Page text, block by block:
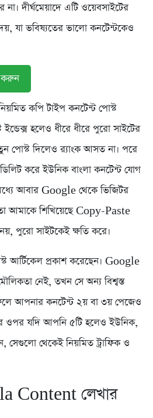
দীর্ঘমেয়াদে এটি ওয়েবসাইটের
যা ভবিষ্যতের ভালো কনটেন্টকেও
করুন
কপি টাইপ কনটেন্ট পোস্ট
হলেও ধীরে ধীরে পুরো সাইটের
পোস্ট দিলেও র‍্যাংক আসত না। পরে
করে ইউনিক বাংলা কনটেন্ট যোগ
আবার Google থেকে ভিজিটর
আমাকে শিখিয়েছে Copy-Paste
পুরো সাইটকেই ক্ষতি করে।
আর্টিকেল প্রকাশ করেছেন। Google
নেই, তখন সে অন্য বিশ্বস্ত
আপনার কনটেন্ট ২য় বা ৩য় পেজেও
ওপর যদি আপনি ৫টি হলেও ইউনিক,
সেগুলো থেকেই নিয়মিত ট্রাফিক ও
Content লেখার